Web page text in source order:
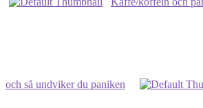
–
och så undviker du paniken